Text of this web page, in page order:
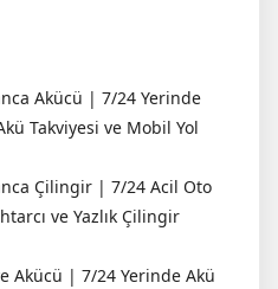
Akücü | 7/24 Yerinde
Takviyesi ve Mobil Yol
Çilingir | 7/24 Acil Oto
ve Yazlık Çilingir
Akücü | 7/24 Yerinde Akü